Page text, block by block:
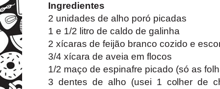
Ingredientes
2 unidades de alho poró picadas
1 e 1/2 litro de caldo de galinha
2 xícaras de feijão branco cozido e
3/4 xícara de aveia em flocos
1/2 maço de espinafre picado (só as
3 dentes de alho (usei 1 colher de